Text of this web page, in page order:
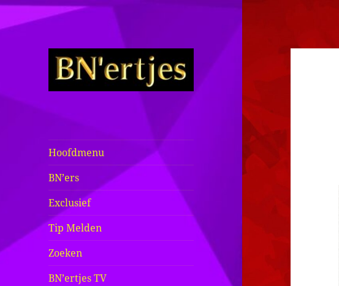
Sexy BN'ers /
Nederlanders
Half Naakt /
Bloot
Hoofdmenu
BN’ers
Exclusief
Tip Melden
Zoeken
BN’ertjes TV